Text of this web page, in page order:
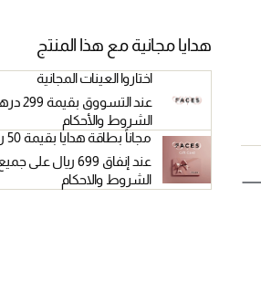
هدايا مجانية مع هذا المنتج
اختاروا العينات المجانية
عند
الشروط والأحكام
مجاناً بطاقة هدايا بقيمة 50 ريال
عند إنفاق 699
الشروط والاحكام